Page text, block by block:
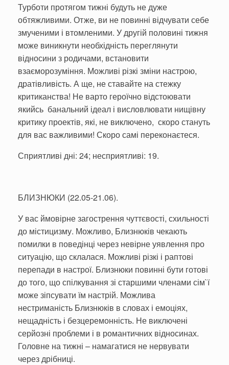
Турботи протягом тижні будуть не дуже
обтяжливими. Отже, ви не повинні відчувати себе
змученими і втомленими. У другій половині тижня
може виникнути необхідність переглянути
відносини з родичами, встановити
взаєморозуміння. Можливі різкі зміни настрою,
дратівливість. А ще, не ставайте на стежку
критиканства! Не варто героїчно відстоювати
якийсь банальний ідеал і висловлювати нищівну
критику проектів, які, не виключено, скоро стануть
для вас важливими! Скоро самі переконаєтеся.
Сприятливі дні: 24; несприятливі: 19.
БЛИЗНЮКИ (22.05-21.06).
У вас ймовірне загострення чуттєвості, схильності
до містицизму. Можливо, Близнюків чекають
помилки в поведінці через невірне уявлення про
ситуацію, що склалася. Можливі різкі і раптові
перепади в настрої. Близнюки повинні бути готові
до того, що спілкування зі старшими членами сім`ї
може зіпсувати їм настрій. Можлива
нестриманість Близнюків в словах і емоціях,
нещадність і безцеремонність. Не виключені
серйозні проблеми і в романтичних відносинах.
Головне на тижні – намагатися не нервувати
через дрібниці.